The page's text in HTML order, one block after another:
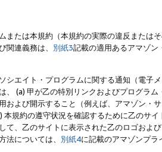
または本規約（本規約の実際の違反または
関連義務は、 別紙3記載の適用あるアマゾン
シエイト・プログラムに関する通知（電子
、 (a) 甲が乙の特別リンクおよびプログラ
および開示すること（例えば、アマゾン・
本規約の遵守状況を確認するために乙のサ
て、乙のサイトに表示された乙のロゴおよ
法については、 別紙4に記載のアマゾンプ